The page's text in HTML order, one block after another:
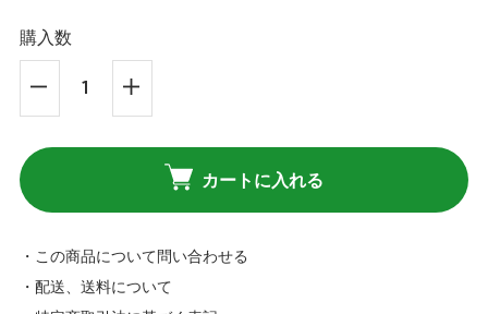
購入数
カートに入れる
・この商品について問い合わせる
・配送、送料について